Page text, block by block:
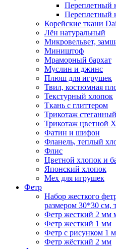
Переплетный
Переплетный
Корейские ткани
Лён натуральный
Микровельвет,
Миништоф
Мраморный бархат
Муслин и джинс
Плюш для игрушек
Твил, костюмная
Текстурный хлопок
Ткань с глиттером
Трикотаж стеганный
Трикотаж цветной
Фатин и шифон
Фланель, теплый
Флис
Цветной хлопок и
Японский хлопок
Мех для игрушек
Фетр
Набор жесткого
размером 30*30 см,
Фетр жесткий 2 мм
Фетр жесткий 1 мм
Фетр с рисунком 1
Фетр жёсткий 2 мм